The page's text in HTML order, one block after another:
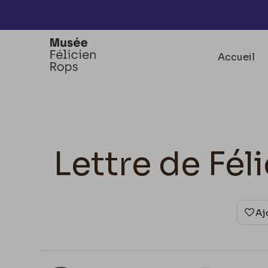
Accueil
Lettre de